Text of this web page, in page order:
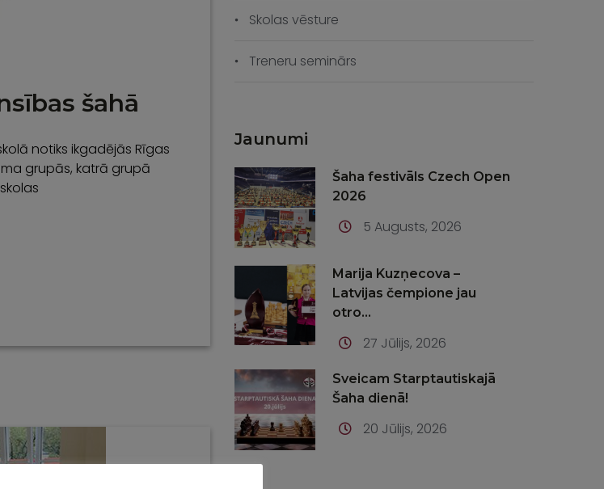
šahā
notiks ikgadējās Rīgas
grupās, katrā grupā
Skolas vēsture
Treneru seminārs
Jaunumi
Šaha festivāls Czech Open
2026
5 Augusts, 2026
Marija Kuzņecova –
Latvijas čempione jau
otro...
27 Jūlijs, 2026
Sveicam Starptautiskajā
Šaha dienā!
20 Jūlijs, 2026